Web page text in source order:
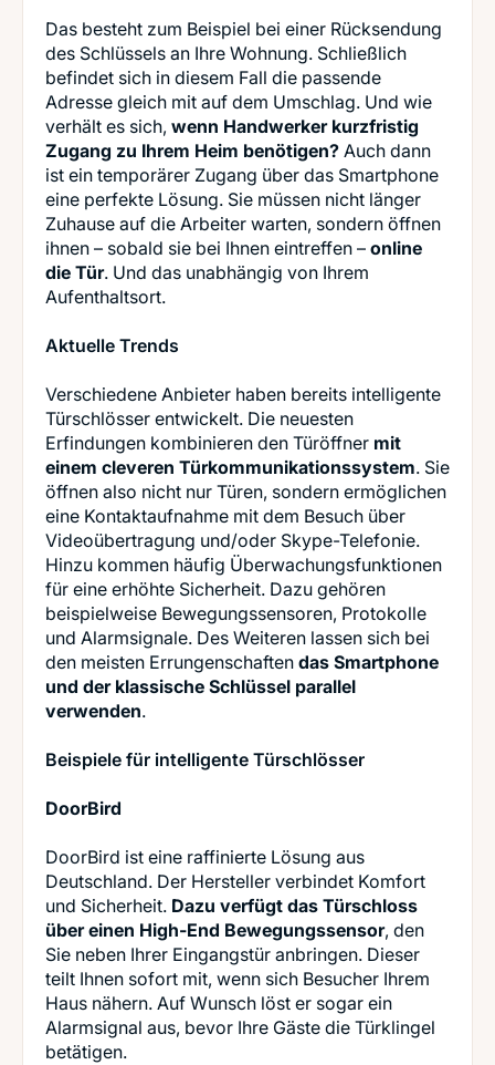
Das besteht zum Beispiel bei einer Rücksendung
des Schlüssels an Ihre Wohnung. Schließlich
befindet sich in diesem Fall die passende
Adresse gleich mit auf dem Umschlag. Und wie
verhält es sich, wenn Handwerker kurzfristig
Zugang zu Ihrem Heim benötigen? Auch dann
ist ein temporärer Zugang über das Smartphone
eine perfekte Lösung. Sie müssen nicht länger
Zuhause auf die Arbeiter warten, sondern öffnen
ihnen – sobald sie bei Ihnen eintreffen – online
die Tür. Und das unabhängig von Ihrem
Aufenthaltsort.
Aktuelle Trends
Verschiedene Anbieter haben bereits intelligente
Türschlösser entwickelt. Die neuesten
Erfindungen kombinieren den Türöffner mit
einem cleveren Türkommunikationssystem. Sie
öffnen also nicht nur Türen, sondern ermöglichen
eine Kontaktaufnahme mit dem Besuch über
Videoübertragung und/oder Skype-Telefonie.
Hinzu kommen häufig Überwachungsfunktionen
für eine erhöhte Sicherheit. Dazu gehören
beispielweise Bewegungssensoren, Protokolle
und Alarmsignale. Des Weiteren lassen sich bei
den meisten Errungenschaften das Smartphone
und der klassische Schlüssel parallel
verwenden.
Beispiele für intelligente Türschlösser
DoorBird
DoorBird ist eine raffinierte Lösung aus
Deutschland. Der Hersteller verbindet Komfort
und Sicherheit. Dazu verfügt das Türschloss
über einen High-End Bewegungssensor, den
Sie neben Ihrer Eingangstür anbringen. Dieser
teilt Ihnen sofort mit, wenn sich Besucher Ihrem
Haus nähern. Auf Wunsch löst er sogar ein
Alarmsignal aus, bevor Ihre Gäste die Türklingel
betätigen.